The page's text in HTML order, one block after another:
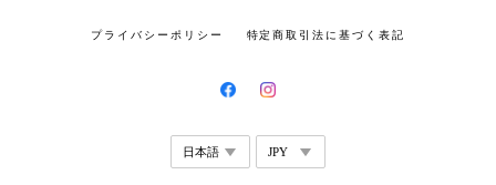
プライバシーポリシー 特定商取引法に基づく表記